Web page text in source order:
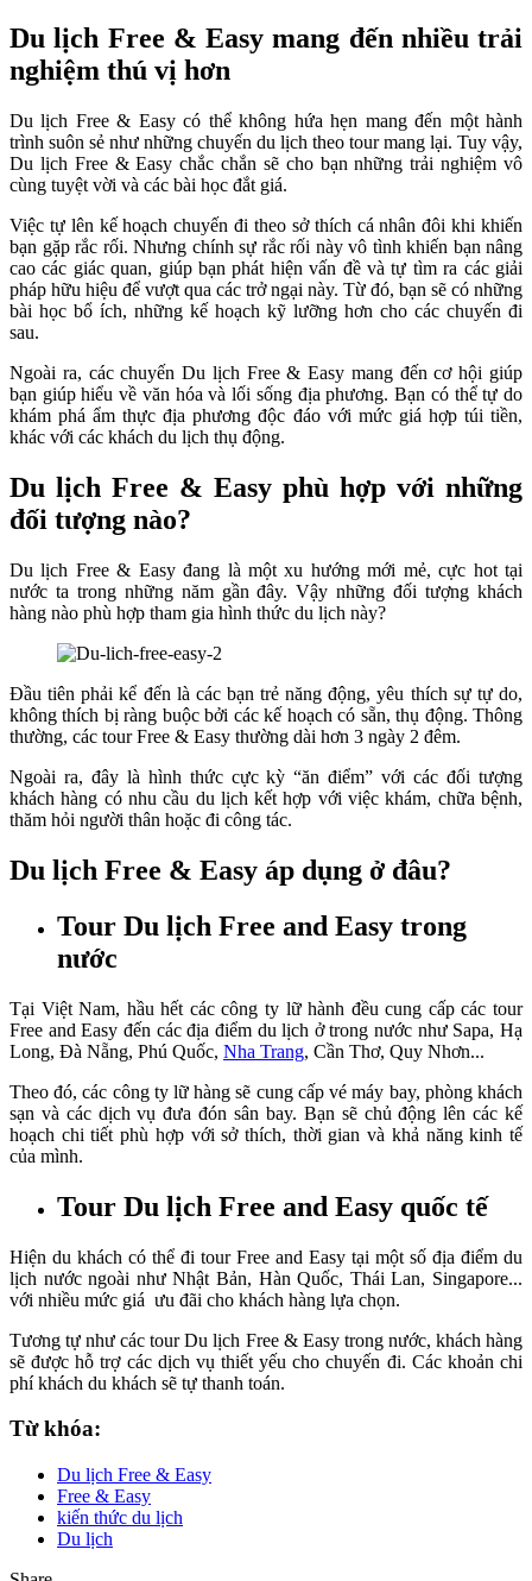
Du lịch Free & Easy mang đến nhiều trải
nghiệm thú vị hơn
Du lịch Free & Easy có thể không hứa hẹn mang đến một hành
trình suôn sẻ như những chuyến du lịch theo tour mang lại. Tuy vậy,
Du lịch Free & Easy chắc chắn sẽ cho bạn những trải nghiệm vô
cùng tuyệt vời và các bài học đắt giá.
Việc tự lên kế hoạch chuyến đi theo sở thích cá nhân đôi khi khiến
bạn gặp rắc rối. Nhưng chính sự rắc rối này vô tình khiến bạn nâng
cao các giác quan, giúp bạn phát hiện vấn đề và tự tìm ra các giải
pháp hữu hiệu để vượt qua các trở ngại này. Từ đó, bạn sẽ có những
bài học bổ ích, những kế hoạch kỹ lưỡng hơn cho các chuyến đi
sau.
Ngoài ra, các chuyến Du lịch Free & Easy mang đến cơ hội giúp
bạn giúp hiểu về văn hóa và lối sống địa phương. Bạn có thể tự do
khám phá ẩm thực địa phương độc đáo với mức giá hợp túi tiền,
khác với các khách du lịch thụ động.
Du lịch Free & Easy phù hợp với những
đối tượng nào?
Du lịch Free & Easy đang là một xu hướng mới mẻ, cực hot tại
nước ta trong những năm gần đây. Vậy những đối tượng khách
hàng nào phù hợp tham gia hình thức du lịch này?
Đầu tiên phải kể đến là các bạn trẻ năng động, yêu thích sự tự do,
không thích bị ràng buộc bởi các kế hoạch có sẵn, thụ động. Thông
thường, các tour Free & Easy thường dài hơn 3 ngày 2 đêm.
Ngoài ra, đây là hình thức cực kỳ “ăn điểm” với các đối tượng
khách hàng có nhu cầu du lịch kết hợp với việc khám, chữa bệnh,
thăm hỏi người thân hoặc đi công tác.
Du lịch Free & Easy áp dụng ở đâu?
Tour Du lịch Free and Easy trong
nước
Tại Việt Nam, hầu hết các công ty lữ hành đều cung cấp các tour
Free and Easy đến các địa điểm du lịch ở trong nước như Sapa, Hạ
Long, Đà Nẵng, Phú Quốc, Nha Trang, Cần Thơ, Quy Nhơn...
Theo đó, các công ty lữ hàng sẽ cung cấp vé máy bay, phòng khách
sạn và các dịch vụ đưa đón sân bay. Bạn sẽ chủ động lên các kế
hoạch chi tiết phù hợp với sở thích, thời gian và khả năng kinh tế
của mình.
Tour Du lịch Free and Easy quốc tế
Hiện du khách có thể đi tour Free and Easy tại một số địa điểm du
lịch nước ngoài như Nhật Bản, Hàn Quốc, Thái Lan, Singapore...
với nhiều mức giá ưu đãi cho khách hàng lựa chọn.
Tương tự như các tour Du lịch Free & Easy trong nước, khách hàng
sẽ được hỗ trợ các dịch vụ thiết yếu cho chuyến đi. Các khoản chi
phí khách du khách sẽ tự thanh toán.
Từ khóa:
Du lịch Free & Easy
Free & Easy
kiến thức du lịch
Du lịch